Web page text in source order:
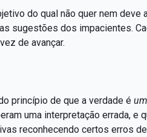
do qual não quer nem deve
sugestões dos impacientes.
de avançar.
princípio de que a verdade é
uma interpretação errada, e
reconhecendo certos erros